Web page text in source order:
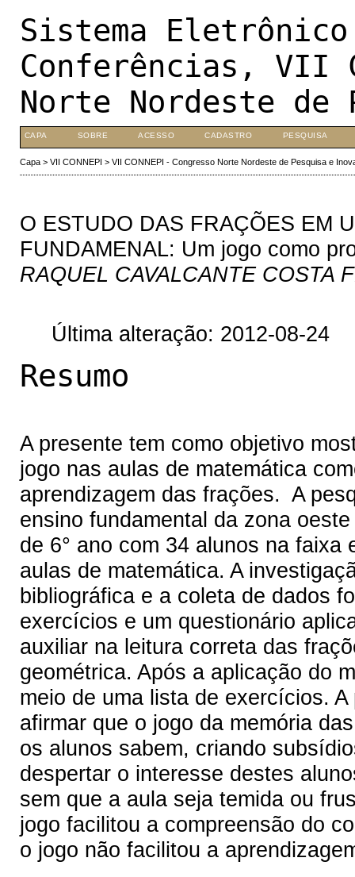
Sistema
Conferências, VII
Norte Nordeste de
CAPA SOBRE ACESSO CADASTRO PESQUISA
Capa> VII CONNEPI > VII CONNEPI - Congresso Norte Nordeste de Pesquisa e
O ESTUDO DAS FRAÇÕES EM
FUNDAMENAL: Um jogo como
RAQUEL CAVALCANTE COSTA
Última alteração: 2012-08-24
Resumo
A presente tem como objetivo
jogo nas aulas de matemática
aprendizagem das frações. A
ensino fundamental da zona
de 6° ano com 34 alunos na
aulas de matemática. A
bibliográfica e a coleta de dados
exercícios e um questionário
auxiliar na leitura correta das
geométrica. Após a aplicação do
meio de uma lista de exercícios.
afirmar que o jogo da memória
os alunos sabem, criando
despertar o interesse destes
sem que a aula seja temida ou
jogo facilitou a compreensão do
o jogo não facilitou a